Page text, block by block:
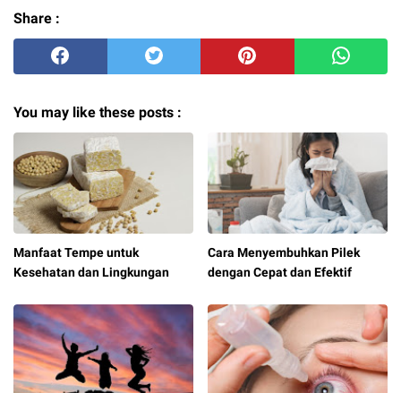
Share :
You may like these posts :
Manfaat Tempe untuk
Kesehatan dan Lingkungan
Cara Menyembuhkan Pilek
dengan Cepat dan Efektif